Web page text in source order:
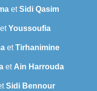
etSidi Qasim
Youssoufia
etTirhanimine
et Ain Harrouda
Sidi Bennour